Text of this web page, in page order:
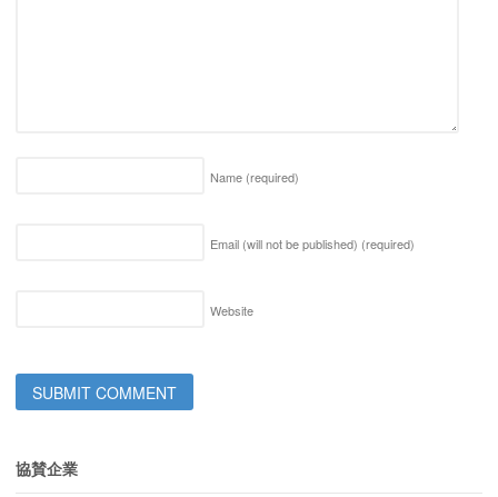
Name (required)
Email (will not be published) (required)
Website
協賛企業